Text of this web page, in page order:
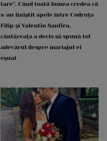
tare”. Când toată lumea credea că
s-au liniștit apele între Codruța
Filip și Valentin Sanfira,
cântăreața a decis să spună tot
adevărul despre mariajul ei
eșuat